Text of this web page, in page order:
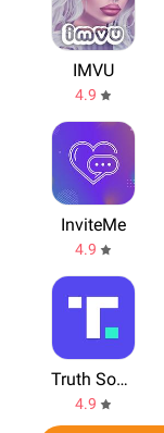
IMVU
4.9
InviteMe
4.9
Truth Social
4.9